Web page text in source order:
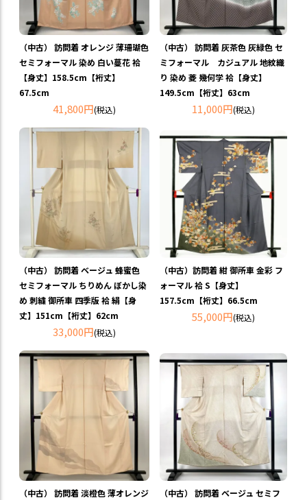
（中古） 訪問着 オレンジ 薄珊瑚色
セミフォーマル 染め 白い蔓花 袷
【身丈】158.5cm【裄丈】
67.5cm
41,800円(税込)
（中古） 訪問着 灰茶色 灰緑色 セ
ミフォーマル カジュアル 地紋織
り 染め 菱 幾何学 袷【身丈】
149.5cm【裄丈】63cm
11,000円(税込)
（中古） 訪問着 ベージュ 蜂蜜色
セミフォーマル ちりめん ぼかし染
め 刺繍 御所車 四季版 袷 絹【身
丈】151cm【裄丈】62cm
33,000円(税込)
（中古）訪問着 紺 御所車 金彩 フ
ォーマル 袷 S【身丈】
157.5cm【裄丈】66.5cm
55,000円(税込)
（中古） 訪問着 淡橙色 薄オレンジ
（中古） 訪問着 ベージュ セミフ